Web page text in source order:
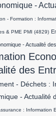
-
- Formation :
& PME PMI (4829)
- Actualité
des
- Déchets :
- Actualité
: Information